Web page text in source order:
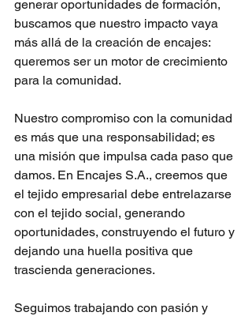
generar oportunidades de formación,
buscamos que nuestro impacto vaya
más allá de la creación de encajes:
queremos ser un motor de crecimiento
para la comunidad.
Nuestro compromiso con la comunidad
es más que una responsabilidad; es
una misión que impulsa cada paso que
damos. En Encajes S.A., creemos que
el tejido empresarial debe entrelazarse
con el tejido social, generando
oportunidades, construyendo el futuro y
dejando una huella positiva que
trascienda generaciones.
Seguimos trabajando con pasión y